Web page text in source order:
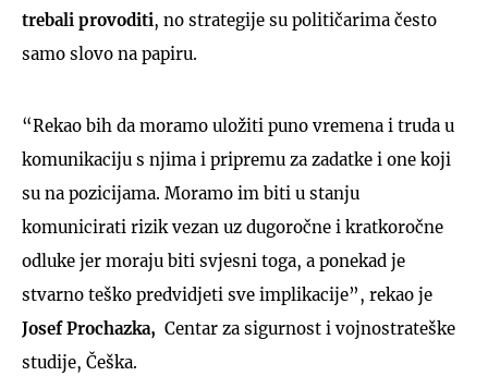
trebali provoditi, no strategije su političarima često
samo slovo na papiru.
“Rekao bih da moramo uložiti puno vremena i truda u
komunikaciju s njima i pripremu za zadatke i one koji
su na pozicijama. Moramo im biti u stanju
komunicirati rizik vezan uz dugoročne i kratkoročne
odluke jer moraju biti svjesni toga, a ponekad je
stvarno teško predvidjeti sve implikacije”, rekao je
Josef Prochazka, Centar za sigurnost i vojnostrateške
studije, Češka.